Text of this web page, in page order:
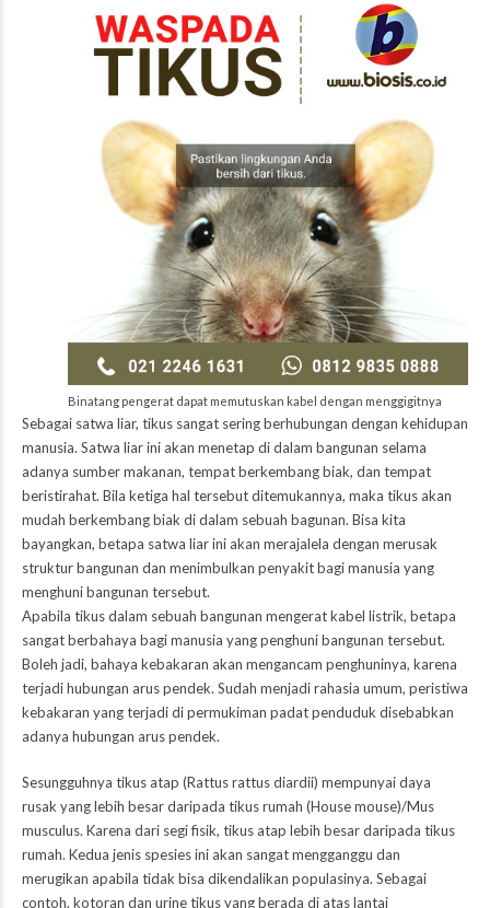
Binatang pengerat dapat memutuskan kabel dengan menggigitnya
Sebagai satwa liar, tikus sangat sering berhubungan dengan kehidupan
manusia. Satwa liar ini akan menetap di dalam bangunan selama
adanya sumber makanan, tempat berkembang biak, dan tempat
beristirahat. Bila ketiga hal tersebut ditemukannya, maka tikus akan
mudah berkembang biak di dalam sebuah bagunan. Bisa kita
bayangkan, betapa satwa liar ini akan merajalela dengan merusak
struktur bangunan dan menimbulkan penyakit bagi manusia yang
menghuni bangunan tersebut.
Apabila tikus dalam sebuah bangunan mengerat kabel listrik, betapa
sangat berbahaya bagi manusia yang penghuni bangunan tersebut.
Boleh jadi, bahaya kebakaran akan mengancam penghuninya, karena
terjadi hubungan arus pendek. Sudah menjadi rahasia umum, peristiwa
kebakaran yang terjadi di permukiman padat penduduk disebabkan
adanya hubungan arus pendek.
Sesungguhnya tikus atap (Rattus rattus diardii) mempunyai daya
rusak yang lebih besar daripada tikus rumah (House mouse)/Mus
musculus. Karena dari segi fisik, tikus atap lebih besar daripada tikus
rumah. Kedua jenis spesies ini akan sangat mengganggu dan
merugikan apabila tidak bisa dikendalikan populasinya. Sebagai
contoh, kotoran dan urine tikus yang berada di atas lantai